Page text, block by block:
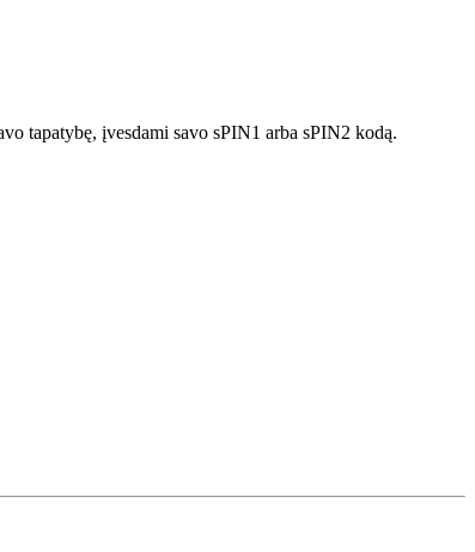
tapatybę, įvesdami savo sPIN1 arba sPIN2 kodą.